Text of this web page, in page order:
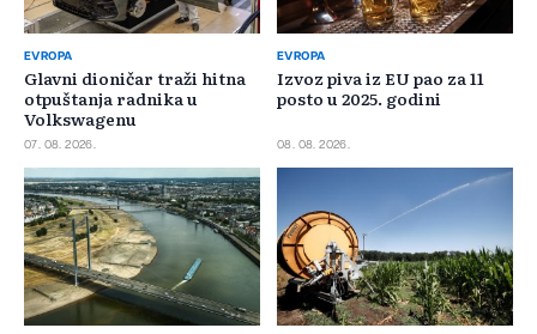
EVROPA
Glavni dioničar traži hitna
otpuštanja radnika u
Volkswagenu
07. 08. 2026.
EVROPA
Izvoz piva iz EU pao za 11
posto u 2025. godini
08. 08. 2026.